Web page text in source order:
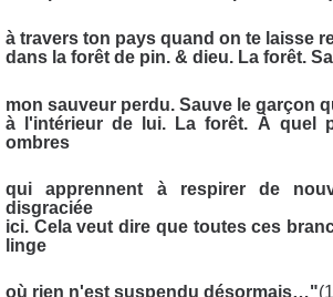
à travers ton pays quand on te laisse
dans la forêt de pin. & dieu. La forêt.
mon sauveur perdu. Sauve le garçon
à l'intérieur de lui. La forêt. À quel
ombres
qui apprennent à respirer de
disgraciée
ici. Cela veut dire que toutes ces
linge
où rien n'est suspendu désormais…"